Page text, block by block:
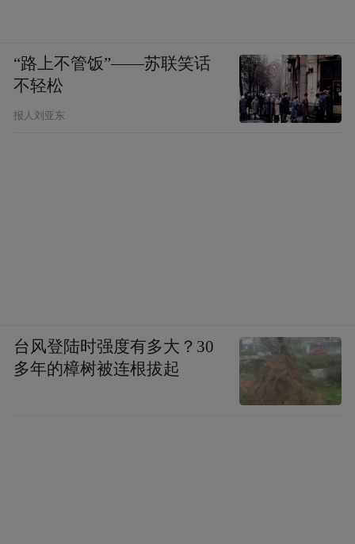
“路上不管饭”——苏联笑话
不轻松
报人刘亚东
台风登陆时强度有多大？30
多年的樟树被连根拔起